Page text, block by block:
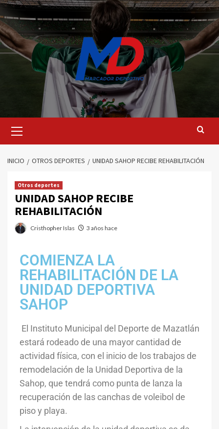
INICIO OTROS DEPORTES UNIDAD SAHOP RECIBE REHABILITACIÓN
Otros deportes
UNIDAD SAHOP RECIBE
REHABILITACIÓN
Cristhopher Islas 3 años hace
COMIENZA LA
REHABILITACIÓN DE LA
UNIDAD DEPORTIVA
SAHOP
El Instituto Municipal del Deporte de Mazatlán
estará rodeado de una mayor cantidad de
actividad física, con el inicio de los trabajos de
remodelación de la Unidad Deportiva de la
Sahop, que tendrá como punta de lanza la
recuperación de las canchas de voleibol de
piso y playa.